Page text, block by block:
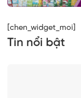
[chen_widget_moi]
Tin nổi bật